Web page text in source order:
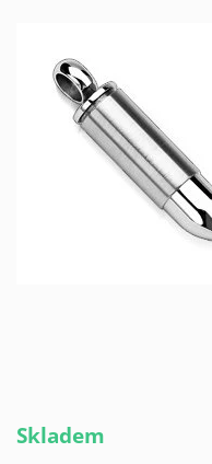
Skladem